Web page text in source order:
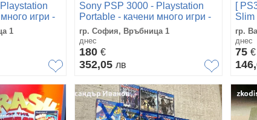
игри -
1
Sony PSP 3000 - Playstation
Portable - качени много игри -
хакната
гр. София, Връбница 1
днес
180 €
352,05 лв
[
Slim
гр.
днес
75 €